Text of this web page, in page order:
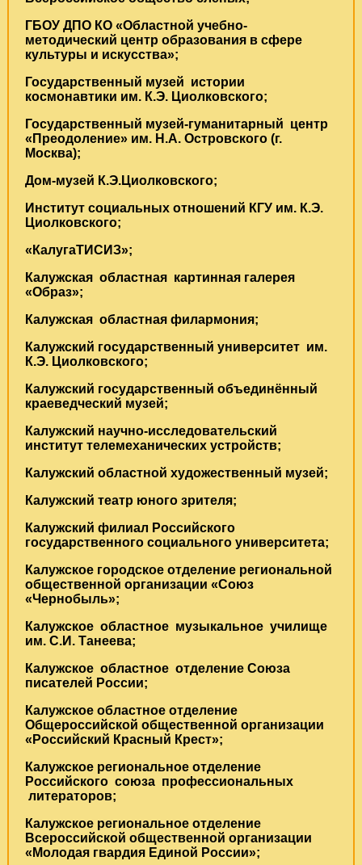
ГБОУ ДПО КО «Областной учебно-
методический центр образования в сфере
культуры и искусства»;
Государственный музей истории
космонавтики им. К.Э. Циолковского;
Государственный музей-гуманитарный центр
«Преодоление» им. Н.А. Островского (г.
Москва);
Дом-музей К.Э.Циолковского;
Институт социальных отношений КГУ им. К.Э.
Циолковского;
«КалугаТИСИЗ»;
Калужская областная картинная галерея
«Образ»;
Калужская областная филармония;
Калужский государственный университет им.
К.Э. Циолковского;
Калужский государственный объединённый
краеведческий музей;
Калужский научно-исследовательский
институт телемехани­ческих устройств;
Калужский областной художественный музей;
Калужский театр юного зрителя;
Калужский филиал Российского
государственного социального университета;
Калужское городское отделение региональной
общественной организации «Союз
«Чернобыль»;
Калужское областное музыкальное училище
им. С.И. Танеева;
Калужское областное отделение Союза
писателей России;
Калужское областное отделение
Общероссийской общественной организации
«Российский Красный Крест»;
Калужское региональное отделение
Российского союза профессиональных
литераторов;
Калужское региональное отделение
Всероссийской общественной организации
«Молодая гвардия Единой России»;